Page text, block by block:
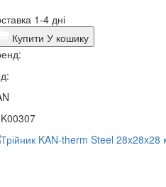
1-4 дні
Купити У кошику